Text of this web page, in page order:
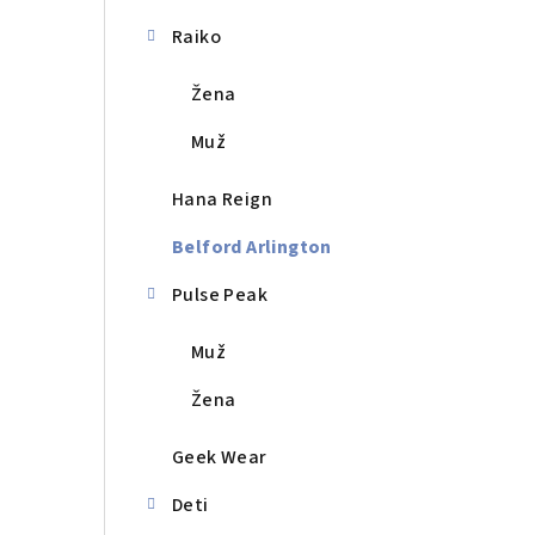
Raiko
Žena
Muž
Hana Reign
Belford Arlington
Pulse Peak
Muž
Žena
Geek Wear
Deti